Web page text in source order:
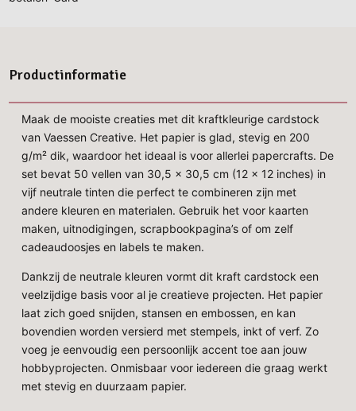
Productinformatie
Maak de mooiste creaties met dit kraftkleurige cardstock
van Vaessen Creative. Het papier is glad, stevig en 200
g/m² dik, waardoor het ideaal is voor allerlei papercrafts. De
set bevat 50 vellen van 30,5 x 30,5 cm (12 x 12 inches) in
vijf neutrale tinten die perfect te combineren zijn met
andere kleuren en materialen. Gebruik het voor kaarten
maken, uitnodigingen, scrapbookpagina’s of om zelf
cadeaudoosjes en labels te maken.
Dankzij de neutrale kleuren vormt dit kraft cardstock een
veelzijdige basis voor al je creatieve projecten. Het papier
laat zich goed snijden, stansen en embossen, en kan
bovendien worden versierd met stempels, inkt of verf. Zo
voeg je eenvoudig een persoonlijk accent toe aan jouw
hobbyprojecten. Onmisbaar voor iedereen die graag werkt
met stevig en duurzaam papier.